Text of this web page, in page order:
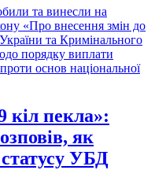
та винесли на
«Про внесення змін до
та Кримінального
порядку виплати
основ національної
кіл пекла»:
як
УБД